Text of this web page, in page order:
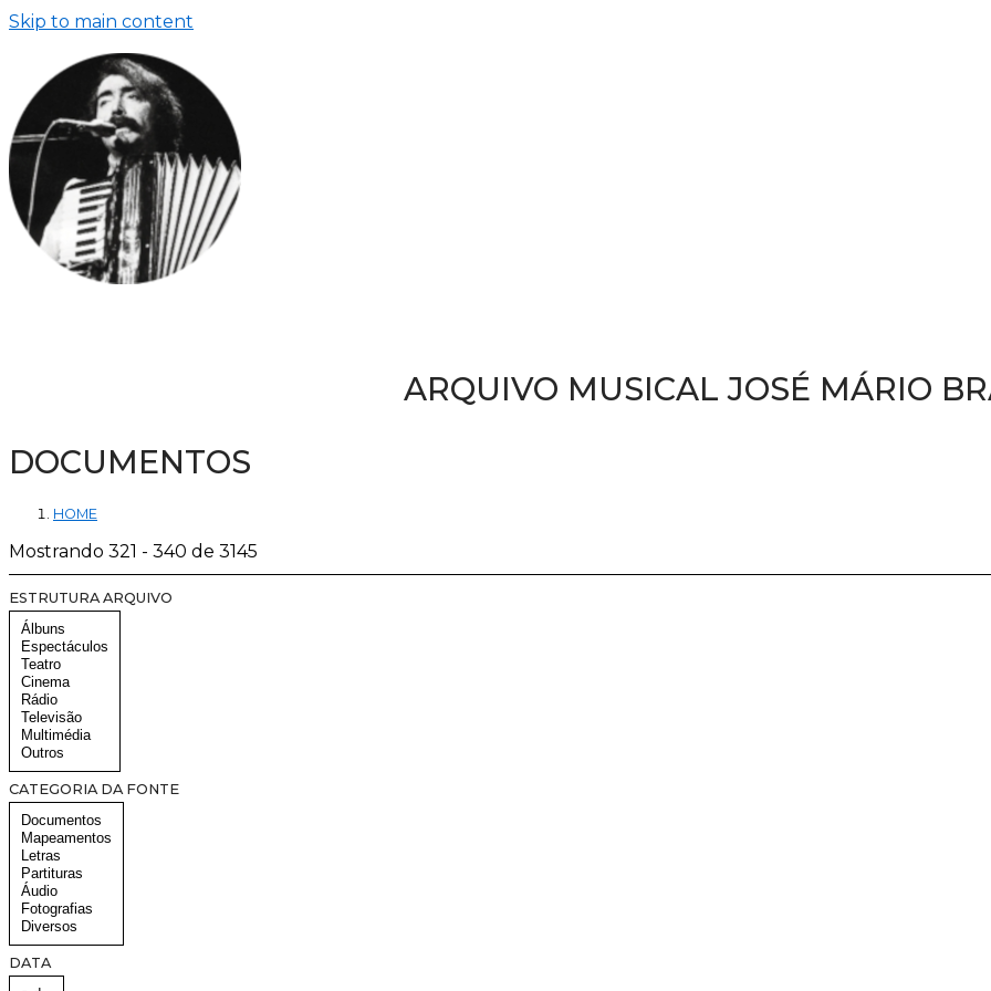
Skip to main content
ARQUIVO MUSICAL JOSÉ MÁRIO
DOCUMENTOS
HOME
Mostrando 321 - 340 de 3145
ESTRUTURA ARQUIVO
CATEGORIA DA FONTE
DATA